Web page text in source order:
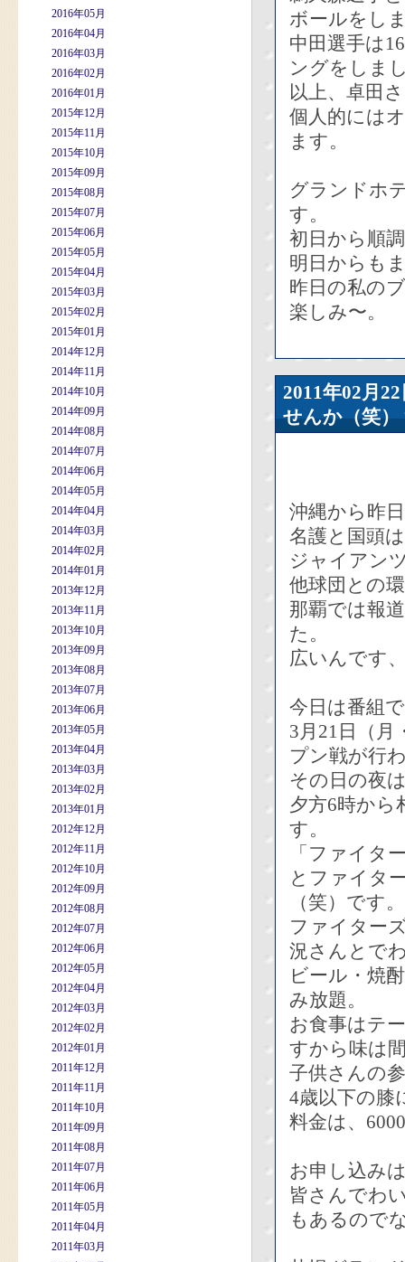
2016年05月
2016年04月
2016年03月
2016年02月
2016年01月
2015年12月
2015年11月
2015年10月
2015年09月
2015年08月
2015年07月
2015年06月
2015年05月
2015年04月
2015年03月
2015年02月
2015年01月
2014年12月
2014年11月
2014年10月
2014年09月
2014年08月
2014年07月
2014年06月
2014年05月
2014年04月
2014年03月
2014年02月
2014年01月
2013年12月
2013年11月
2013年10月
2013年09月
2013年08月
2013年07月
2013年06月
2013年05月
2013年04月
2013年03月
2013年02月
2013年01月
2012年12月
2012年11月
2012年10月
2012年09月
2012年08月
2012年07月
2012年06月
2012年05月
2012年04月
2012年03月
2012年02月
2012年01月
2011年12月
2011年11月
2011年10月
2011年09月
2011年08月
2011年07月
2011年06月
2011年05月
2011年04月
2011年03月
ボールをし
中田選手は
ングをしま
以上、卓田
個人的には
ます。
グランドホ
す。
初日から順
明日からも
昨日の私の
楽しみ〜。
2011年02
せんか（笑）
沖縄から昨
名護と国頭
ジャイアン
他球団との
那覇では報
た。
広いんです
今日は番組
3月21日（
プン戦が行
その日の夜
夕方6時か
す。
「ファイ
とファイタ
（笑）です。
ファイター
況さんとで
ビール・焼
み放題。
お食事はテ
すから味は
子供さんの
4歳以下の膝
料金は、
お申し込み
皆さんでわ
もあるので